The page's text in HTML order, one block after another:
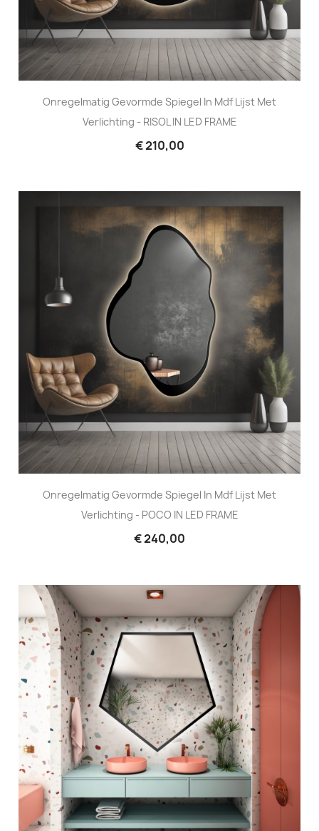
Onregelmatig Gevormde Spiegel In Mdf Lijst Met
Verlichting - RISOL IN LED FRAME
€ 210,00
Onregelmatig Gevormde Spiegel In Mdf Lijst Met
Verlichting - POCO IN LED FRAME
€ 240,00